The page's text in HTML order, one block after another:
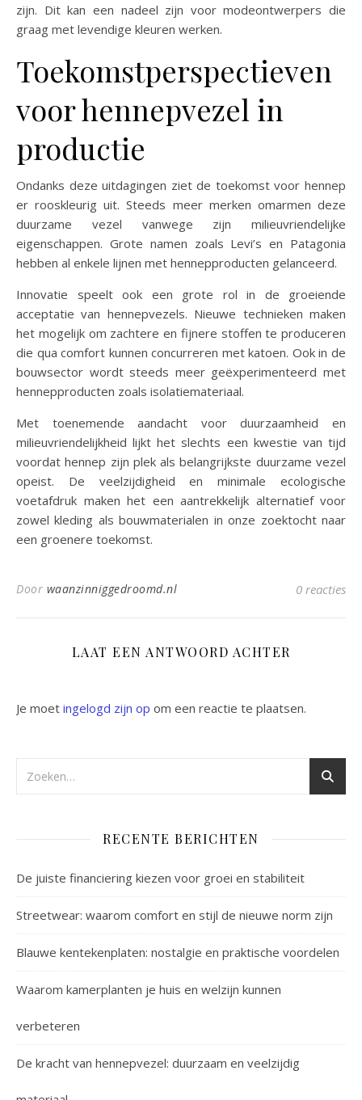
zijn. Dit kan een nadeel zijn voor modeontwerpers die
graag met levendige kleuren werken.
Toekomstperspectieven
voor hennepvezel in
productie
Ondanks deze uitdagingen ziet de toekomst voor hennep
er rooskleurig uit. Steeds meer merken omarmen deze
duurzame vezel vanwege zijn milieuvriendelijke
eigenschappen. Grote namen zoals Levi’s en Patagonia
hebben al enkele lijnen met hennepproducten gelanceerd.
Innovatie speelt ook een grote rol in de groeiende
acceptatie van hennepvezels. Nieuwe technieken maken
het mogelijk om zachtere en fijnere stoffen te produceren
die qua comfort kunnen concurreren met katoen. Ook in de
bouwsector wordt steeds meer geëxperimenteerd met
hennepproducten zoals isolatiemateriaal.
Met toenemende aandacht voor duurzaamheid en
milieuvriendelijkheid lijkt het slechts een kwestie van tijd
voordat hennep zijn plek als belangrijkste duurzame vezel
opeist. De veelzijdigheid en minimale ecologische
voetafdruk maken het een aantrekkelijk alternatief voor
zowel kleding als bouwmaterialen in onze zoektocht naar
een groenere toekomst.
Door waanzinniggedroomd.nl 0 reacties
LAAT EEN ANTWOORD ACHTER
Je moet ingelogd zijn op om een reactie te plaatsen.
RECENTE BERICHTEN
De juiste financiering kiezen voor groei en stabiliteit
Streetwear: waarom comfort en stijl de nieuwe norm zijn
Blauwe kentekenplaten: nostalgie en praktische voordelen
Waarom kamerplanten je huis en welzijn kunnen
verbeteren
De kracht van hennepvezel: duurzaam en veelzijdig